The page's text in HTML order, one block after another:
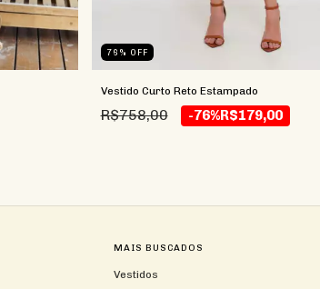
76 % OFF
Vestido Curto Reto Estampado
R$758,00 -76%R$179,00
MAIS BUSCADOS
Vestidos